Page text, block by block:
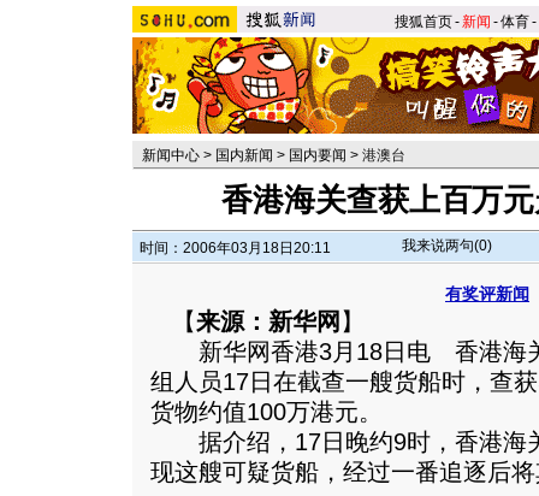
搜狐首页-新闻 -体育-
新闻中心 > 国内新闻 > 国内要闻 > 港澳台
香港海关查获上百万
时间：2006年03月18日20:11 我来说两句(0)
有奖评新闻
【来源：新华网 】
新华网香港3月18日电 香港海
组人员17日在截查一艘货船时，查
货物约值100万港元。
据介绍，17日晚约9时，香港海
现这艘可疑货船，经过一番追逐后